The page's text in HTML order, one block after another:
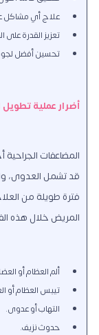
علاج أي مشاكل
تعزيز القدرة
تحسين أفضل
أضرار عملية
المضاعفات الجراحية
قد تشمل العدوى،
فترة طويلة من
المريض خلال هذه
ألم العظام أو
تيبس العظام أو
التهاب أو عدوى.
حدوث نزيف.